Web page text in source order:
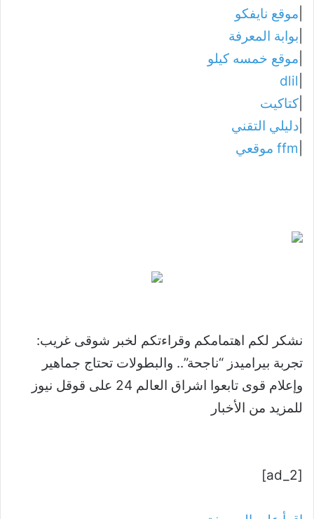
موقع نايفكو
بوابة المعرفة
موقع خمسه كيلو
dlil
كتاكيت
دليلي التقني
ffm موقعي
نشكر لكم اهتمامكم وقراءتكم لخبر شوقى غريب:
تجربة بيراميدز “ناجحة”.. والبطولات تحتاج جماهير
وإعلام قوى تابعوا اشراق العالم 24 على قوقل نيوز
للمزيد من الأخبار
[ad_2]